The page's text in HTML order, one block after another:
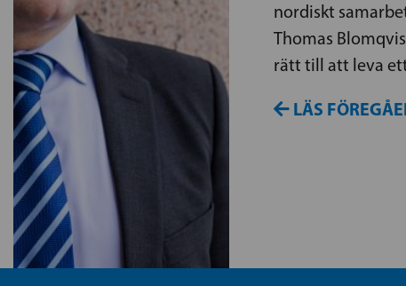
nordiskt
Thomas
rätt till att leva
LÄS